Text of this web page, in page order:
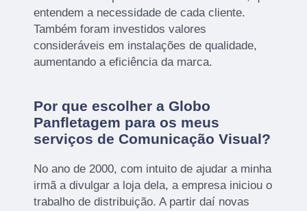
entendem a necessidade de cada cliente.
Também foram investidos valores
consideráveis em instalações de qualidade,
aumentando a eficiência da marca.
Por que escolher a Globo
Panfletagem para os meus
serviços de Comunicação Visual?
No ano de 2000, com intuito de ajudar a minha
irmã a divulgar a loja dela, a empresa iniciou o
trabalho de distribuição. A partir daí novas